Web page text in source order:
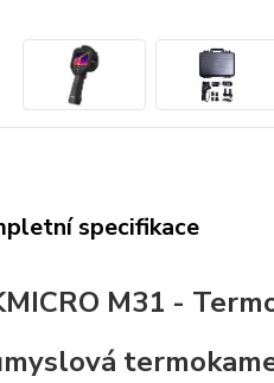
specifikace
M31 -